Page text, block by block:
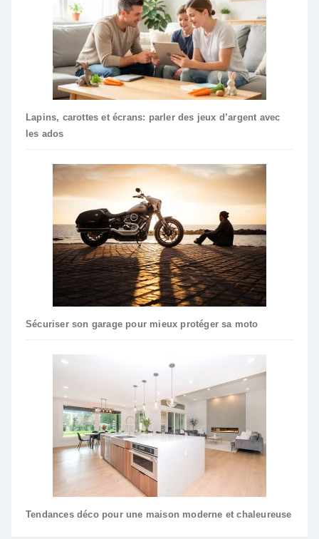
Lapins, carottes et écrans: parler des jeux d’argent avec
les ados
Sécuriser son garage pour mieux protéger sa moto
Tendances déco pour une maison moderne et chaleureuse